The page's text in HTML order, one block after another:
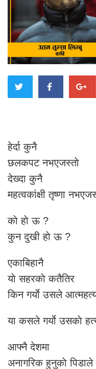
हेर्दा कुनै
छलकपट नभएजस्ताे
देख्दा कुनै
महत्वकांक्षी तृष्णा
काे हाे ऊ ?
कुन दुखी हाे ऊ ?
एकाबिहानै
याे सहरकाे कतैतिर
किन गर्याे उसले
या कसले गर्याे उसकाे
आफ्नै देशमा
अनागरिक हुनुकाे पिडाले